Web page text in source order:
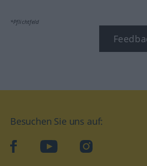
*Pflichtfeld
Besuchen Sie uns auf:
facebookYouTube Instagram